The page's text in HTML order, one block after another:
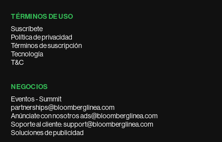
TÉRMINOS DE USO
Suscríbete
Política de privacidad
Términos de suscripción
Tecnología
T&C
NEGOCIOS
Eventos - Summit
partnerships@bloomberglinea.com
Anúnciate con nosotros ads@bloomberglinea.com
Soporte al cliente: support@bloomberglinea.com
Soluciones de publicidad